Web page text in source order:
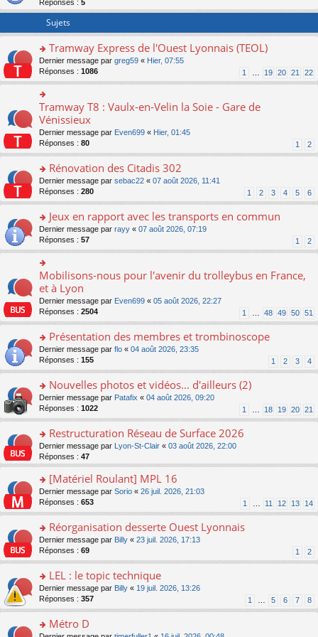
er
s
s
a
g
e
n
o
n
lu
le
pl
u
s
ré
c
nt
Réponses : 5
Sujets
o
n
s
ult
er
le
m
e
s
s
a
g
e
n
lu
le
pl
u
s
ré
c
e
nt
Tramway Express de l'Ouest Lyonnais (TEOL)
Dernier message par greg59 « Hier, 07:55
Réponses : 1086 1 19 20 21 22
o
n
ult
er
le
m
e
s
s
a
g
e
n
o
n
lu
le
pl
u
c
e
nt
Tramway T8 : Vaulx-en-Velin la Soie - Gare de
Vénissieux
Dernier message par Even699 « Hier, 01:45
Réponses : 80 1 2
o
n
s
ult
er
le
m
e
s
s
a
g
e
n
lu
le
pl
u
s
ré
nt
Rénovation des Citadis 302
Dernier message par sebac22 « 07 août 2026, 11:41
Réponses : 280 1 2 3 4 5 6
o
n
s
ult
er
le
m
e
s
s
a
g
e
n
lu
le
pl
u
s
ré
c
nt
Jeux en rapport avec les transports en commun
Dernier message par rayy « 07 août 2026, 07:19
Réponses : 57 1 2
o
n
ult
er
le
m
e
s
s
a
g
e
n
o
n
lu
le
pl
u
s
ré
nt
Mobilisons-nous pour l'avenir du trolleybus en France,
et à Lyon
Dernier message par Even699 « 05 août 2026, 22:27
Réponses : 2504 1 48 49 50 51
o
n
s
ult
er
le
m
e
s
s
a
g
e
n
o
le
pl
u
s
ré
c
e
Présentation des membres et trombinoscope
Dernier message par flo « 04 août 2026, 23:35
Réponses : 155 1 2 3 4
o
n
s
ult
er
le
m
s
s
a
g
e
n
o
le
pl
u
s
ré
c
Nouvelles photos et vidéos... d'ailleurs (2)
Dernier message par Patafix « 04 août 2026, 09:20
Réponses : 1022 1 18 19 20 21
o
n
s
ult
er
le
s
s
a
g
e
n
o
le
Restructuration Réseau de Surface 2026
Dernier message par Lyon-St-Clair « 03 août 2026, 22:00
Réponses : 47
o
n
s
ult
er
le
m
e
s
s
a
g
n
[Matériel Roulant] MPL 16
Dernier message par Sorio « 26 juil. 2026, 21:03
Réponses : 653 1 11 12 13 14
o
n
s
ult
er
le
m
e
s
Réorganisation desserte Ouest Lyonnais
Dernier message par Billy « 23 juil. 2026, 17:13
Réponses : 69 1 2
o
n
s
ult
er
LEL : le topic technique
Dernier message par Billy « 19 juil. 2026, 13:26
Réponses : 357 1 5 6 7 8
Métro D